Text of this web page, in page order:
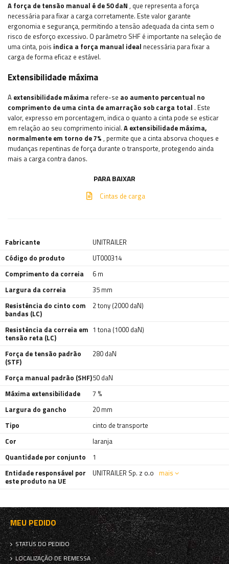
A força de tensão manual é de 50 daN , que representa a força
necessária para fixar a carga corretamente. Este valor garante
ergonomia e segurança, permitindo a tensão adequada da cinta sem o
risco de esforço excessivo. O parâmetro SHF é importante na seleção de
uma cinta, pois indica a força manual ideal necessária para fixar a
carga de forma eficaz e estável.
Extensibilidade máxima
A extensibilidade máxima refere-se ao aumento percentual no
comprimento de uma cinta de amarração sob carga total . Este
valor, expresso em porcentagem, indica o quanto a cinta pode se esticar
em relação ao seu comprimento inicial. A extensibilidade máxima,
normalmente em torno de 7% , permite que a cinta absorva choques e
mudanças repentinas de força durante o transporte, protegendo ainda
mais a carga contra danos.
PARA BAIXAR
Cintas de carga
Fabricante
UNITRAILER
Código do produto
UT000314
Comprimento da correia
6 m
Largura da correia
35 mm
Resistência do cinto com
bandas (LC)
2 tony (2000 daN)
Resistência da correia em
tensão reta (LC)
1 tona (1000 daN)
Força de tensão padrão
(STF)
280 daN
Força manual padrão (SHF)50 daN
Máxima extensibilidade
7 %
Largura do gancho
20 mm
Tipo
cinto de transporte
Cor
laranja
Quantidade por conjunto
1
Entidade responsável por
este produto na UE
UNITRAILER Sp. z o.o mais
MEU PEDIDO
STATUS DO PEDIDO
LOCALIZAÇÃO DE REMESSA